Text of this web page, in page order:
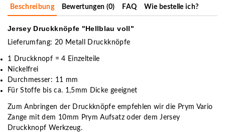
Beschreibung Bewertungen (0) FAQ Wie bestelle ich?
Jersey Druckknöpfe "Hellblau voll"
Lieferumfang: 20 Metall Druckknöpfe
1 Druckknopf = 4 Einzelteile
Nickelfrei
Durchmesser: 11 mm
Für Stoffe bis ca. 1,5mm Dicke geeignet
Zum Anbringen der Druckknöpfe empfehlen wir die Prym Vario
Zange mit dem 10mm Prym Aufsatz oder dem Jersey
Druckknopf Werkzeug.